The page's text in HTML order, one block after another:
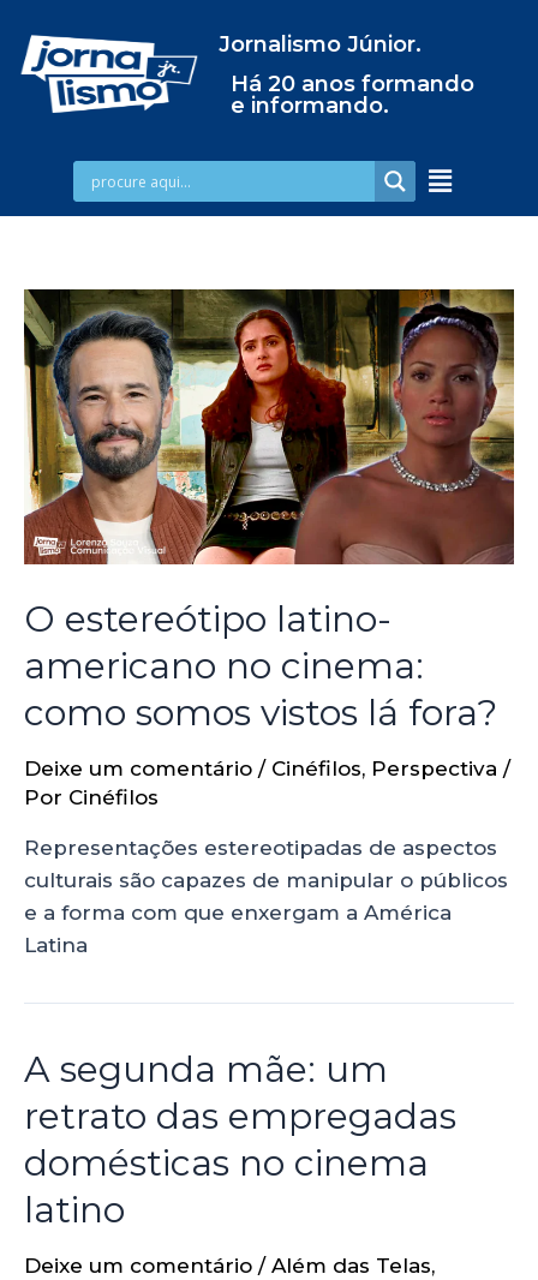
Jornalismo Júnior.
Há 20 anos formando
e informando.
O estereótipo latino-
americano no cinema:
como somos vistos lá fora?
Deixe um comentário / Cinéfilos, Perspectiva /
Por Cinéfilos
Representações estereotipadas de aspectos
culturais são capazes de manipular o públicos
e a forma com que enxergam a América
Latina
A segunda mãe: um
retrato das empregadas
domésticas no cinema
latino
Deixe um comentário / Além das Telas,